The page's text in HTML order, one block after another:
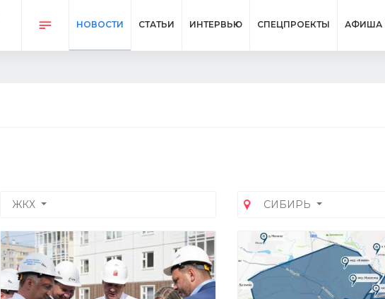
НОВОСТИ СТАТЬИ ИНТЕРВЬЮ СПЕЦПРОЕКТЫ АФИША
ЖКХ СИБИРЬ